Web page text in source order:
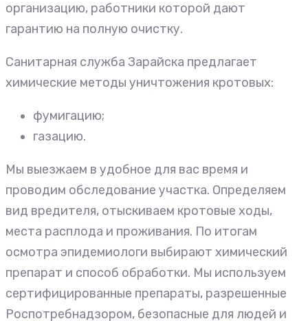
организацию, работники которой дают
гарантию на полную очистку.
Санитарная служба Зарайска предлагает
химические методы уничтожения кротовых:
фумигацию;
газацию.
Мы выезжаем в удобное для вас время и
проводим обследование участка. Определяем
вид вредителя, отыскиваем кротовые ходы,
места расплода и проживания. По итогам
осмотра эпидемиологи выбирают химический
препарат и способ обработки. Мы используем
сертифицированные препараты, разрешенные
Роспотребнадзором, безопасные для людей и